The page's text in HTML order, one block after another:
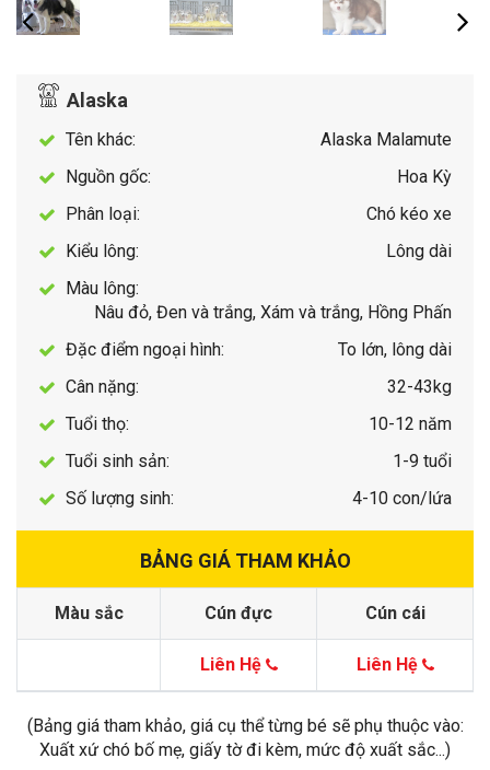
Alaska
Tên khác:
Alaska Malamute
Nguồn gốc:
Hoa Kỳ
Phân loại:
Chó kéo xe
Kiểu lông:
Lông dài
Màu lông:
Nâu đỏ, Đen và trắng, Xám và trắng, Hồng Phấn
Đặc điểm ngoại hình:
To lớn, lông dài
Cân nặng:
32-43kg
Tuổi thọ:
10-12 năm
Tuổi sinh sản:
1-9 tuổi
Số lượng sinh:
4-10 con/lứa
BẢNG GIÁ THAM KHẢO
Màu sắc Cún đực Cún cái
Liên Hệ Liên Hệ
(Bảng giá tham khảo, giá cụ thể từng bé sẽ phụ thuộc vào:
Xuất xứ chó bố mẹ, giấy tờ đi kèm, mức độ xuất sắc...)